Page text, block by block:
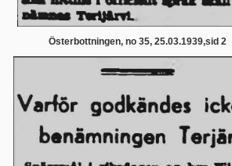
Österbottningen, no 35, 25.03.1939,sid 2